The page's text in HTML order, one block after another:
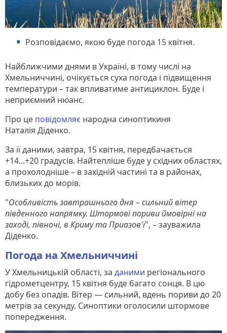
Розповідаємо, якою буде погода 15 квітня.
Найближчими днями в Україні, в тому числі на
Хмельниччині, очікується суха погода і підвищення
температури – так впливатиме антициклон. Буде і
неприємний нюанс.
Про це повідомляє народна синоптикиня
Наталія Діденко.
За її даними, завтра, 15 квітня, передбачається
+14...+20 градусів. Найтепліше буде у східних областях,
а прохолодніше – в західній частині та в районах,
близьких до морів.
"Особливість завтрашнього дня – сильний вітер
південного напрямку. Штормові пориви ймовірні на
заході, півночі, в Криму та Приазов'ї", – зауважила
Діденко.
Погода на Хмельниччині
У Хмельницькій області, за даними регіонального
гідрометцентру, 15 квітня буде багато сонця. В цю
добу без опадів. Вітер — сильний, вдень пориви до 20
метрів за секунду. Синоптики оголосили штормове
попередження.